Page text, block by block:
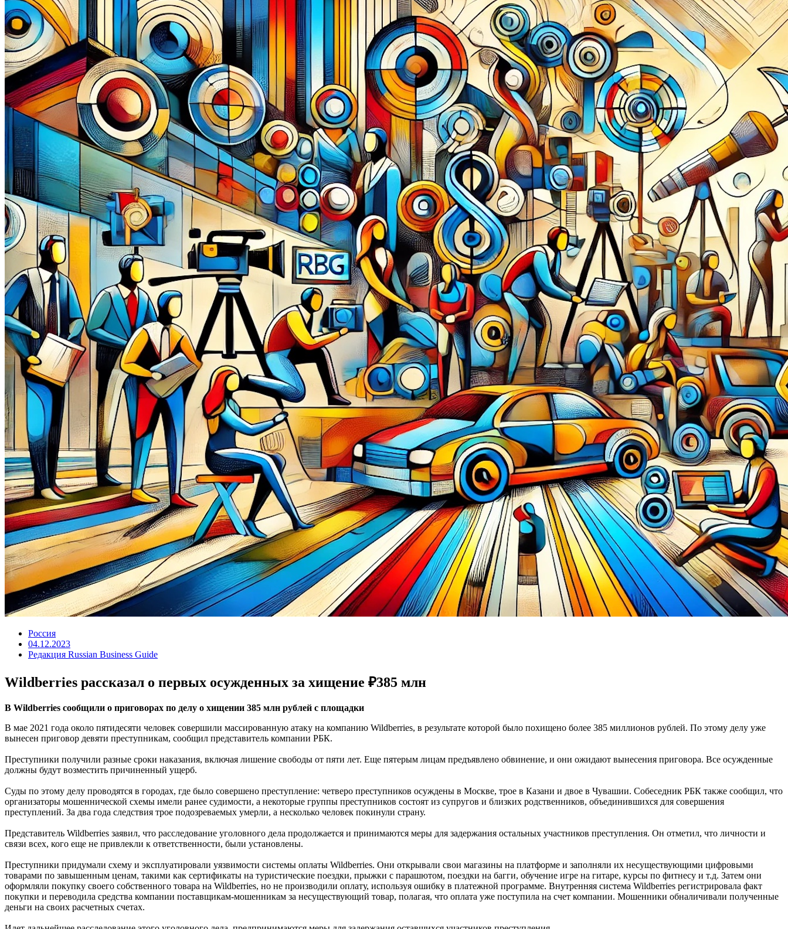
Россия
04.12.2023
Редакция Russian Business Guide
Wildberries рассказал о первых осужденных за хищение ₽385 млн
В Wildberries сообщили о приговорах по делу о хищении 385 млн рублей с площадки
В мае 2021 года около пятидесяти человек совершили массированную атаку на компанию Wildberries, в результате которой было похищено более 385 миллионов рублей. По этому делу уже
вынесен приговор девяти преступникам, сообщил представитель компании РБК.
Преступники получили разные сроки наказания, включая лишение свободы от пяти лет. Еще пятерым лицам предъявлено обвинение, и они ожидают вынесения приговора. Все осужденные
должны будут возместить причиненный ущерб.
Суды по этому делу проводятся в городах, где было совершено преступление: четверо преступников осуждены в Москве, трое в Казани и двое в Чувашии. Собеседник РБК также сообщил, что
организаторы мошеннической схемы имели ранее судимости, а некоторые группы преступников состоят из супругов и близких родственников, объединившихся для совершения
преступлений. За два года следствия трое подозреваемых умерли, а несколько человек покинули страну.
Представитель Wildberries заявил, что расследование уголовного дела продолжается и принимаются меры для задержания остальных участников преступления. Он отметил, что личности и
связи всех, кого еще не привлекли к ответственности, были установлены.
Преступники придумали схему и эксплуатировали уязвимости системы оплаты Wildberries. Они открывали свои магазины на платформе и заполняли их несуществующими цифровыми
товарами по завышенным ценам, такими как сертификаты на туристические поездки, прыжки с парашютом, поездки на багги, обучение игре на гитаре, курсы по фитнесу и т.д. Затем они
оформляли покупку своего собственного товара на Wildberries, но не производили оплату, используя ошибку в платежной программе. Внутренняя система Wildberries регистрировала факт
покупки и переводила средства компании поставщикам-мошенникам за несуществующий товар, полагая, что оплата уже поступила на счет компании. Мошенники обналичивали полученные
деньги на своих расчетных счетах.